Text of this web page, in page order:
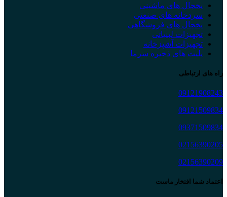
یخچال های ماشینی
سردخانه های صنعتی
یخچال های فروشگاهی
تجهیزات لبنیاتی
تجهیزات آشپزخانه
پلیت های ذخیره سرما
راه های ارتباطی
09121908243
09121509834
09371509834
02156390205
02156390209
اعتماد شما افتخار ماست